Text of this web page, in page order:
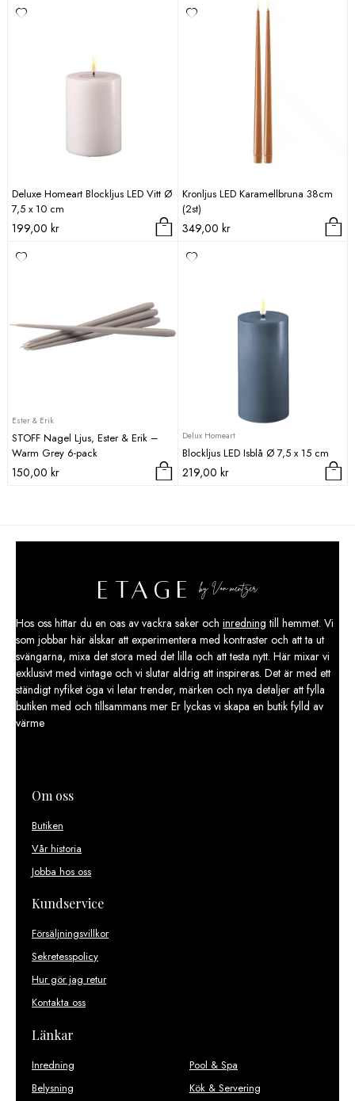
Deluxe Homeart Blockljus LED Vitt Ø
7,5 x 10 cm
199,00 kr
Kronljus LED Karamellbruna 38cm
(2st)
349,00 kr
Ester & Erik
STOFF Nagel Ljus, Ester & Erik –
Warm Grey 6-pack
150,00 kr
Delux Homeart
Blockljus LED Isblå Ø 7,5 x 15 cm
219,00 kr
Hos oss hittar du en oas av vackra saker och inredning till hemmet. Vi
som jobbar här älskar att experimentera med kontraster och att ta ut
svängarna, mixa det stora med det lilla och att testa nytt. Här mixar vi
exklusivt med vintage och vi slutar aldrig att inspireras. Det är med ett
ständigt nyfiket öga vi letar trender, märken och nya detaljer att fylla
butiken med och tillsammans mer Er lyckas vi skapa en butik fylld av
värme
Om oss
Butiken
Vår historia
Jobba hos oss
Kundservice
Försäljningsvillkor
Sekretesspolicy
Hur gör jag retur
Kontakta oss
Länkar
Inredning
Belysning
Pool & Spa
Kök & Servering